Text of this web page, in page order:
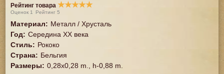
Рейтинг товара ★★★★★
Оценок 1 Рейтинг5
Материал: Металл / Хрусталь
Год: Середина XX векa
Стиль: Рококо
Страна: Бельгия
Размеры: 0,28х0,28 m., h-0,88 m.